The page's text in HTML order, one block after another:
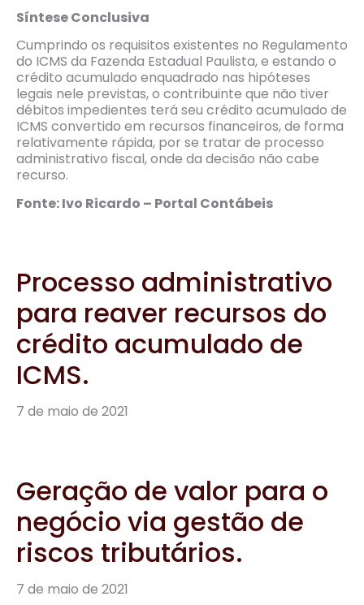
Síntese Conclusiva
Cumprindo os requisitos existentes no Regulamento
do ICMS da Fazenda Estadual Paulista, e estando o
crédito acumulado enquadrado nas hipóteses
legais nele previstas, o contribuinte que não tiver
débitos impedientes terá seu crédito acumulado de
ICMS convertido em recursos financeiros, de forma
relativamente rápida, por se tratar de processo
administrativo fiscal, onde da decisão não cabe
recurso.
Fonte: Ivo Ricardo – Portal Contábeis
Processo administrativo
para reaver recursos do
crédito acumulado de
ICMS.
7 de maio de 2021
Geração de valor para o
negócio via gestão de
riscos tributários.
7 de maio de 2021